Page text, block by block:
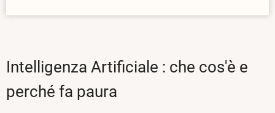
Intelligenza Artificiale : che cos'è e
perché fa paura